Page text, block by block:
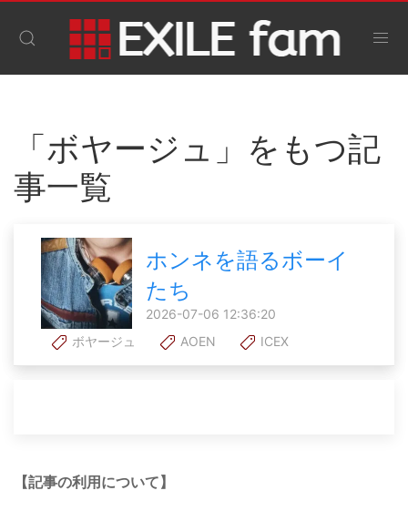
「ボヤージュ」をもつ記
事一覧
ホンネを語るボーイ
たち
2026-07-06 12:36:20
ボヤージュ
AOEN ICEX
【記事の利用について】